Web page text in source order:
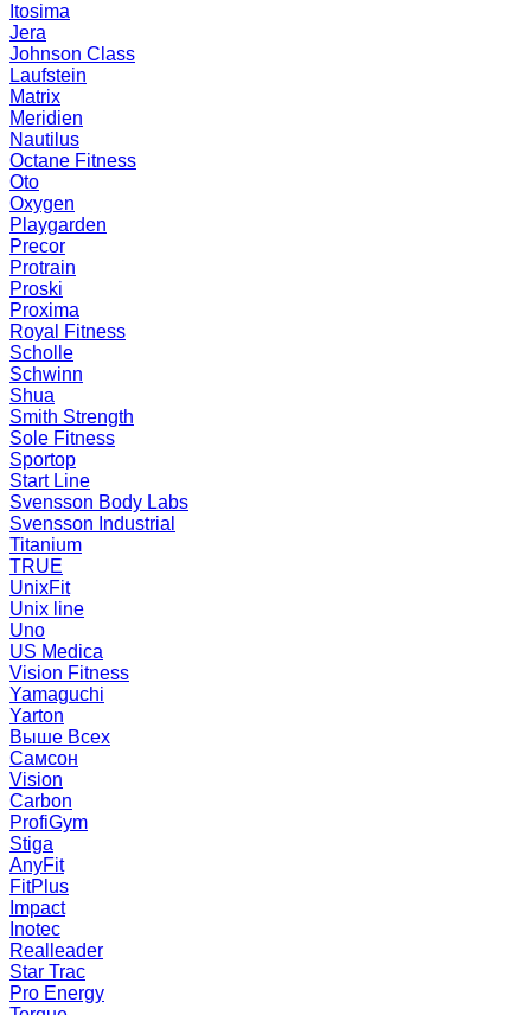
Itosima
Jera
Johnson Class
Laufstein
Matrix
Meridien
Nautilus
Octane Fitness
Oto
Oxygen
Playgarden
Precor
Protrain
Proski
Proxima
Royal Fitness
Scholle
Schwinn
Shua
Smith Strength
Sole Fitness
Sportop
Start Line
Svensson Body Labs
Svensson Industrial
Titanium
TRUE
UnixFit
Unix line
Uno
US Medica
Vision Fitness
Yamaguchi
Yarton
Выше Всех
Самсон
Vision
Carbon
ProfiGym
Stiga
AnyFit
FitPlus
Impact
Inotec
Realleader
Star Trac
Pro Energy